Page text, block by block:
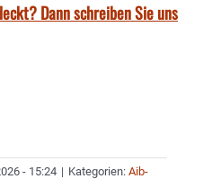
Dann schreiben Sie uns
- 15:24 | Kategorien: Aib-